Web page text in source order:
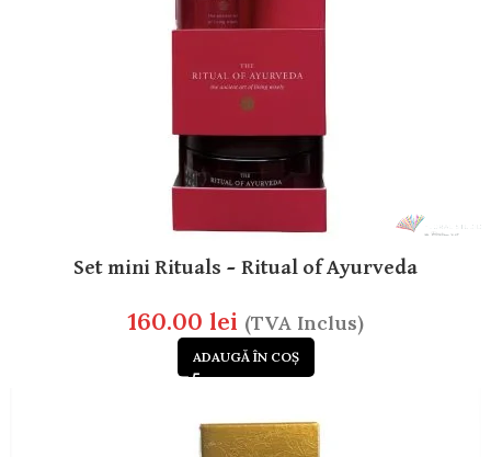
Set mini Rituals – Ritual of Ayurveda
160.00 lei (TVA Inclus)
ADAUGĂ ÎN COȘ